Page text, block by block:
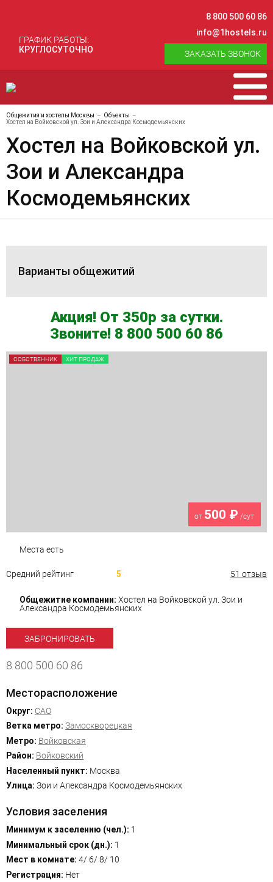
ГРАФИК РАБОТЫ:
КРУГЛОСУТОЧНО
8 800 500 60 86
info@1hostels.ru
ЗАКАЗАТЬ ЗВОНОК
Общежития и хостелы Москвы
Объекты
Хостел на Войковской ул. Зои и Александра Космодемьянских
Хостел на Войковской ул.
Зои и Александра
Космодемьянских
Варианты общежитий
Акция! От 350р за сутки.
Звоните! 8 800 500 60 86
от 500 ₽ /сут
СОБСТВЕННИК ХИТ ПРОДАЖ
Места есть
Средний рейтинг 5 51 отзыв
Общежитие компании: Хостел на Войковской ул. Зои и
Александра Космодемьянских
ЗАБРОНИРОВАТЬ
8 800 500 60 86
Месторасположение
Округ: САО
Ветка метро: Замоскворецкая
Метро: Войковская
Район: Войковский
Населенный пункт: Москва
Улица: Зои и Александра Космодемьянских
Условия заселения
Минимум к заселению (чел.): 1
Минимальный срок (дн.): 1
Мест в комнате: 4/ 6/ 8/ 10
Регистрация: Нет